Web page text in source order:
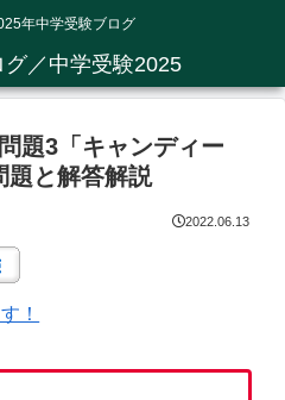
年中学受験ブログ
／中学受験2025
題3「キャンディー
題と解答解説
2022.06.13
！